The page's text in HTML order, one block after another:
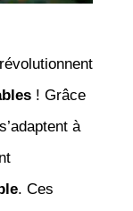
! Grâce
à
. Ces